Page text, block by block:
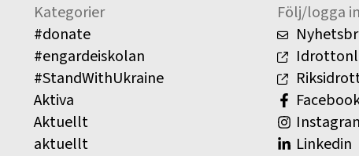
Kategorier
#donate
#engardeiskolan
#StandWithUkraine
Aktiva
Aktuellt
aktuellt
Följ/logga in
Linkedin